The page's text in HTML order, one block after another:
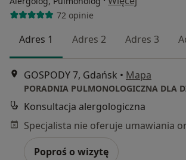
72 opinie
Adres 1 Adres 2 Adres 3
GOSPODY 7, Gdańsk • Mapa
Konsultacja alergologiczna
Poproś o wizytę